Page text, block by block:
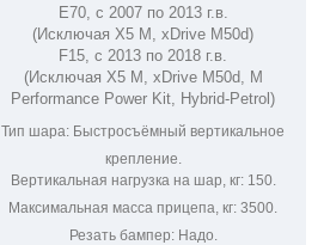
E70, с 2007 по 2013 г.в.
(Исключая X5 M, xDrive M50d)
F15, с 2013 по 2018 г.в.
(Исключая X5 M, xDrive M50d, M
Performance Power Kit, Hybrid-Petrol)
Тип шара: Быстросъёмный вертикальное
крепление.
Вертикальная нагрузка на шар, кг:150.
Максимальная масса прицепа, кг: 3500.
Резать бампер:Надо.